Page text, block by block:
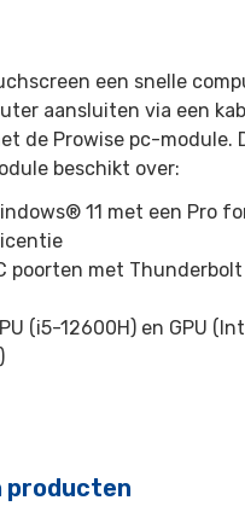
een snelle
aansluiten via een
de Prowise pc-module.
beschikt over:
11 met een Pro
poorten met
(i5-12600H) en GPU
producten